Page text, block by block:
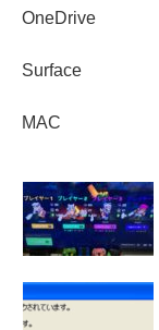
OneDrive
Surface
MAC